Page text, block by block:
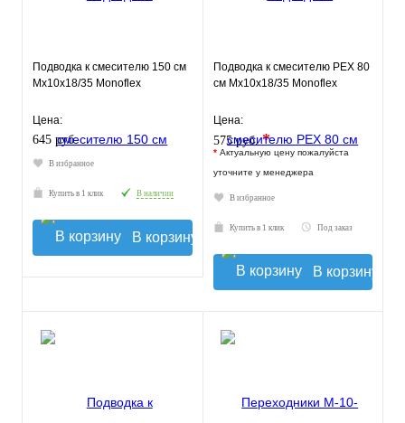
Подводка к смесителю 150 см
Мх10х18/35 Monoflex
Цена:
645 руб.
В избранное
Купить в 1 клик В наличии
В корзину
Подводка к смесителю РЕХ 80
см Мх10х18/35 Monoflex
Цена:
575 руб.*
* Актуальную цену пожалуйста
уточните у менеджера
В избранное
Купить в 1 клик Под заказ
В корзину